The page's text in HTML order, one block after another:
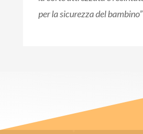
per la sicurezza del bambino”